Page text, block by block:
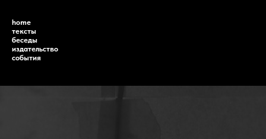
home
тексты
беседы
издательство
события